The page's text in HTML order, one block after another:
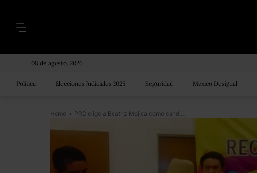
08 de agosto, 2026
Política Elecciones Judiciales 2025 Seguridad México Desigual
Home > PRD elige a Beatriz Mojica como candidata al gobierno de Guerrero